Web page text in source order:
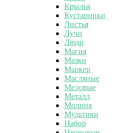
Крылья
Кустарники
Листья
Лучи
Люди
Магия
Мазки
Маркер
Масляные
Меловые
Металл
Молния
Мультики
Набор